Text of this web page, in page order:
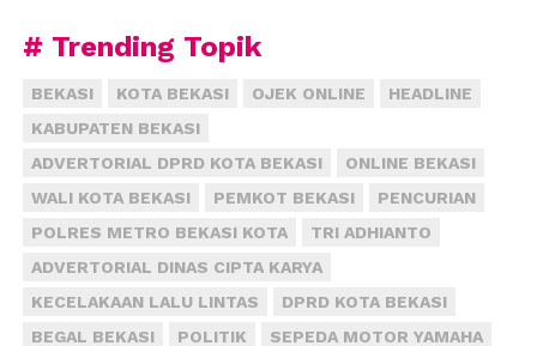
mengurus berbagai dokumen izin, kependudukan,
imigrasi, bayar pajak, dan lainnya,” ujar dia.(fiz)
# Trending Topik
BEKASI KOTA BEKASI OJEK ONLINE
HEADLINE
KABUPATEN BEKASI
ADVERTORIAL DPRD KOTA BEKASI
ONLINE BEKASI
WALI KOTA BEKASI
PEMKOT BEKASI
PENCURIAN
POLRES METRO BEKASI KOTA
TRI ADHIANTO
ADVERTORIAL DINAS CIPTA KARYA
KECELAKAAN LALU LINTAS
DPRD KOTA BEKASI
BEGAL BEKASI
POLITIK SEPEDA MOTOR YAMAHA